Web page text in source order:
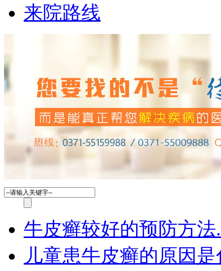
来院路线
牛皮癣较好的预防方法.
儿童患牛皮癣的原因